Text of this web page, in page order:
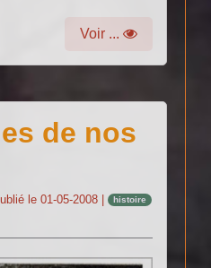
Voir ...
de nos
le01-05-2008 | histoire